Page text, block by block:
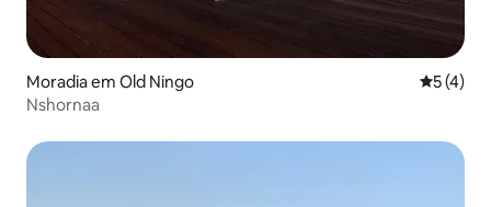
Moradia em Old Ningo
5 (4)
Nshornaa